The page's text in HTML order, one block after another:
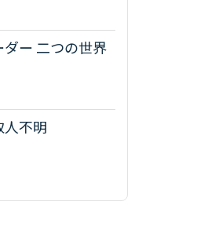
ダー 二つの世界
人不明